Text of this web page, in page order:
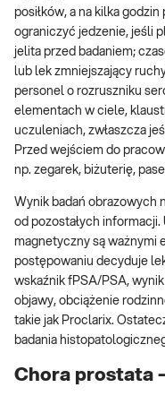
posiłków, a na kilka
ograniczyć jedzenie, jeśli
jelita przed badaniem;
lub lek zmniejszający
personel o rozruszniku
elementach w ciele,
uczuleniach, zwłaszcza
Przed wejściem do
np. zegarek, biżuterię,
Wynik badań obrazowych
od pozostałych
magnetyczny są ważnymi
postępowaniu decyduje
wskaźnik fPSA/PSA,
objawy, obciążenie
takie jak Proclarix.
badania
Chora prostata